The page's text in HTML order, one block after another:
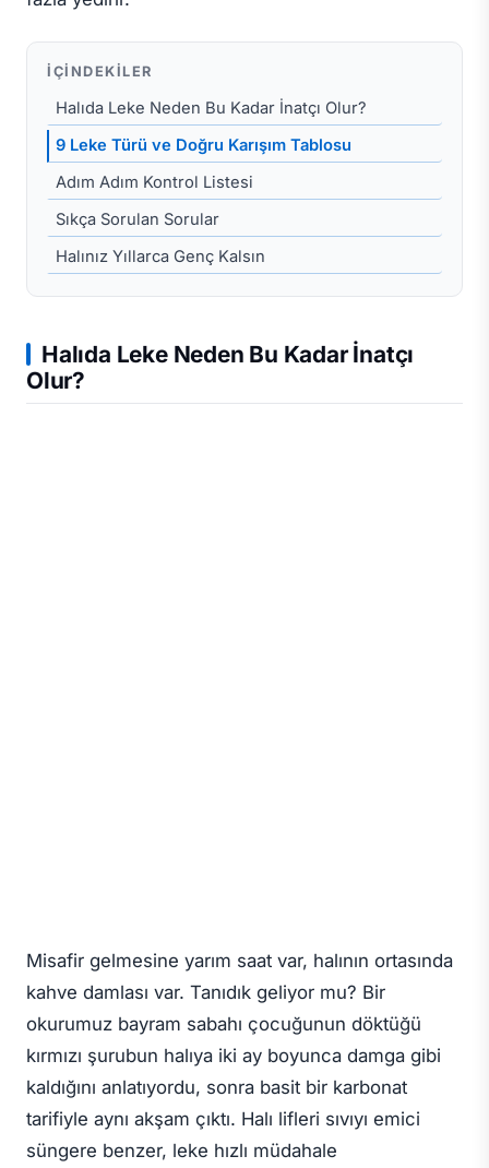
İÇINDEKILER
Halıda Leke Neden Bu Kadar İnatçı Olur?
9 Leke Türü ve Doğru Karışım Tablosu
Adım Adım Kontrol Listesi
Sıkça Sorulan Sorular
Halınız Yıllarca Genç Kalsın
Halıda Leke Neden Bu Kadar İnatçı
Olur?
Misafir gelmesine yarım saat var, halının ortasında
kahve damlası var. Tanıdık geliyor mu? Bir
okurumuz bayram sabahı çocuğunun döktüğü
kırmızı şurubun halıya iki ay boyunca damga gibi
kaldığını anlatıyordu, sonra basit bir karbonat
tarifiyle aynı akşam çıktı. Halı lifleri sıvıyı emici
süngere benzer, leke hızlı müdahale